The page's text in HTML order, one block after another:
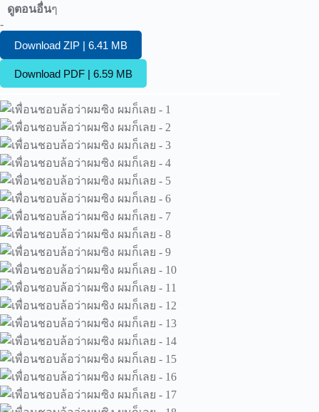
ดูตอนอื่นๆ
-
Download ZIP | 6.41 MB
Download PDF | 6.59 MB